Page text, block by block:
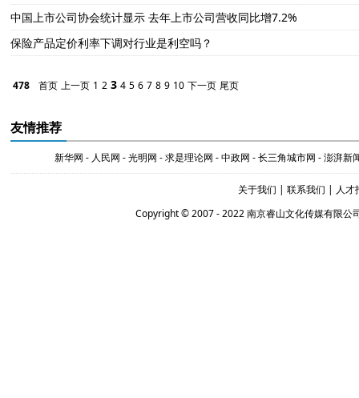
中国上市公司协会统计显示 去年上市公司营收同比增7.2%
保险产品定价利率下调对行业是利空吗？
478 首页 上一页 1 2 3 4 5 6 7 8 9 10 下一页 尾页
友情推荐
新华网 - 人民网 -光明网 -求是理论网 -中政网 -长三角城市网 -澎湃新
关于我们 |联系我们 | 人才
Copyright © 2007 - 2022 南京睿山文化传媒有限公